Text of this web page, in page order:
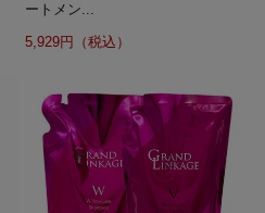
ートメン...
5,929円（税込）